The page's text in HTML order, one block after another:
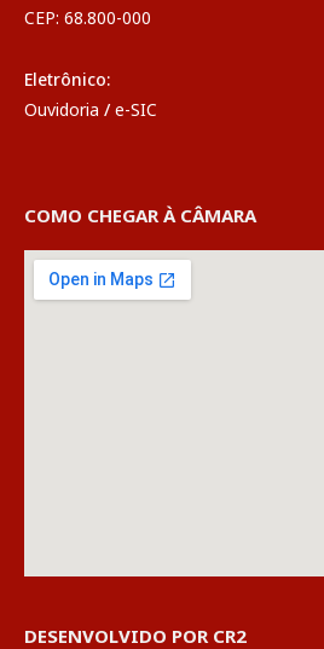
CEP: 68.800-000
Eletrônico:
Ouvidoria / e-SIC
COMO CHEGAR À CÂMARA
DESENVOLVIDO POR CR2